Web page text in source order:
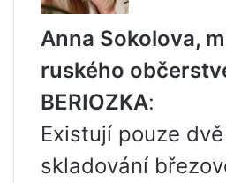
Anna Sokolova,
ruského
BERIOZKA:
Existují pouze
skladování